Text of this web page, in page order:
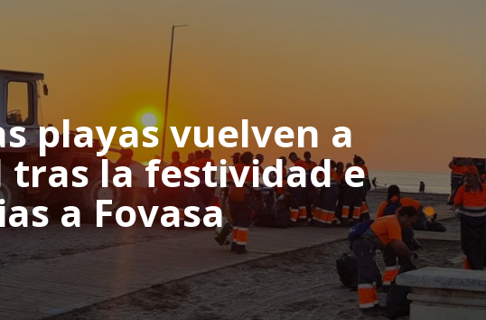
playas vuelven a
la festividad e
a Fovasa